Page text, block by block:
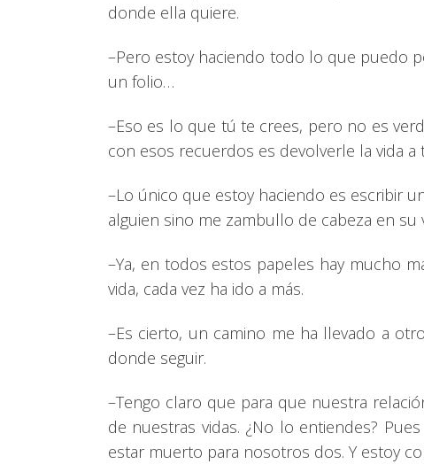
donde ella quiere.
–Pero estoy haciendo todo lo que puedo
un folio…
–Eso es lo que tú te crees, pero no es
con esos recuerdos es devolverle la vida a
–Lo único que estoy haciendo es escribir
alguien sino me zambullo de cabeza en su
–Ya, en todos estos papeles hay mucho
vida, cada vez ha ido a más.
–Es cierto, un camino me ha llevado a
donde seguir.
–Tengo claro que para que nuestra
de nuestras vidas. ¿No lo entiendes?
estar muerto para nosotros dos. Y estoy